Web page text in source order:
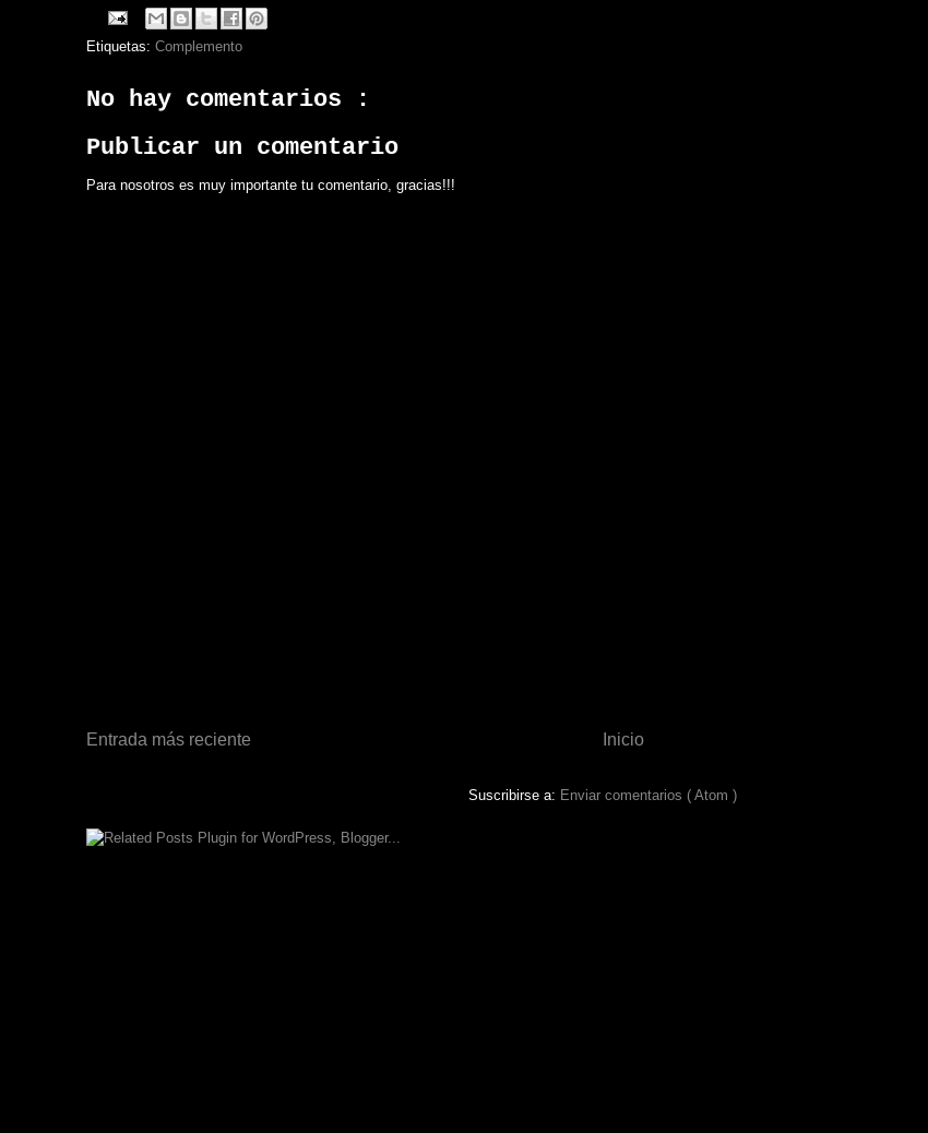
Etiquetas: Complemento
No hay comentarios :
Publicar un comentario
Para nosotros es muy importante tu comentario, gracias!!!
Entrada más reciente Inicio
Suscribirse a: Enviar comentarios ( Atom )